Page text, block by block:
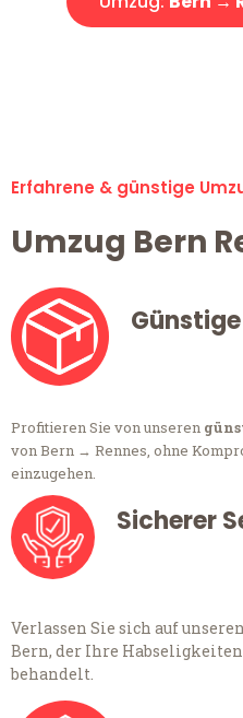
Erfahrene & günstige
Umzug Bern
Profitieren Sie von unseren
von Bern → Rennes, ohne
einzugehen.
Sicherer
Verlassen Sie sich auf
Bern, der Ihre
behandelt.